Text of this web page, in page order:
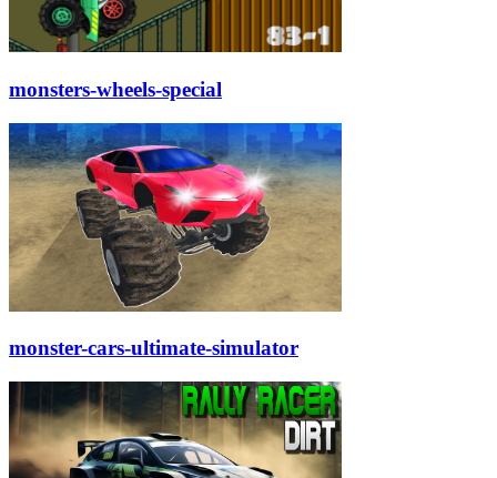
monsters-wheels-special
monster-cars-ultimate-simulator